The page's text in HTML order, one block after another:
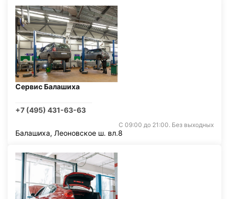
Сервис Балашиха
+7 (495) 431-63-63
С 09:00 до 21:00. Без выходных
Балашиха, Леоновское ш. вл.8